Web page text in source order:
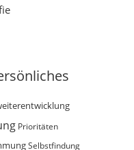
Prioritäten
Selbstfindung